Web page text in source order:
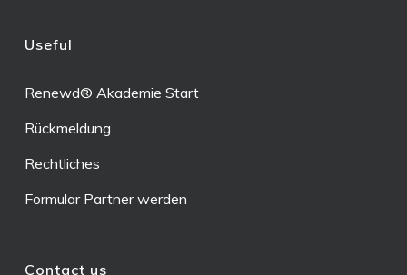
Useful
Renewd® Akademie Start
Rückmeldung
Rechtliches
Formular Partner werden
Contact us